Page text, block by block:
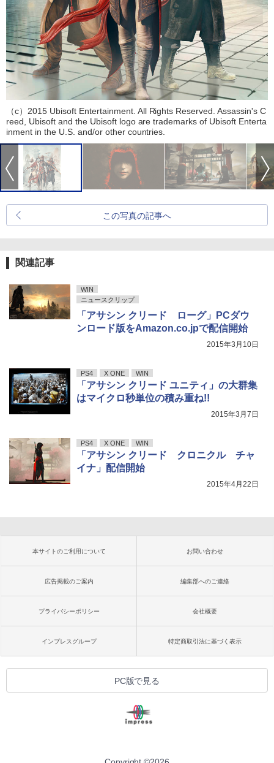
（c）2015 Ubisoft Entertainment. All Rights Reserved. Assassin's C
reed, Ubisoft and the Ubisoft logo are trademarks of Ubisoft Enterta
inment in the U.S. and/or other countries.
この写真の記事へ
関連記事
WIN
ニュースクリップ
「アサシン クリード ローグ」PCダウ
ンロード版をAmazon.co.jpで配信開始
2015年3月10日
PS4 X ONE WIN
「アサシン クリード ユニティ」の大群集
はマイクロ秒単位の積み重ね!!
2015年3月7日
PS4 X ONE WIN
「アサシン クリード クロニクル チャ
イナ」配信開始
2015年4月22日
本サイトのご利用について お問い合わせ
広告掲載のご案内 編集部へのご連絡
プライバシーポリシー 会社概要
インプレスグループ 特定商取引法に基づく表示
PC版で見る